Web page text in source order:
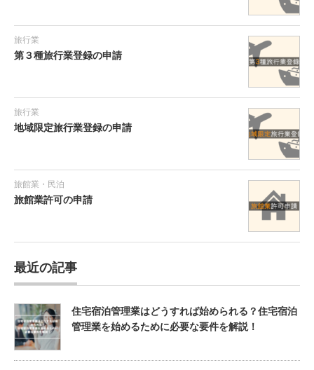
旅行業
第３種旅行業登録の申請
旅行業
地域限定旅行業登録の申請
旅館業・民泊
旅館業許可の申請
最近の記事
住宅宿泊管理業はどうすれば始められる？住宅宿泊
管理業を始めるために必要な要件を解説！